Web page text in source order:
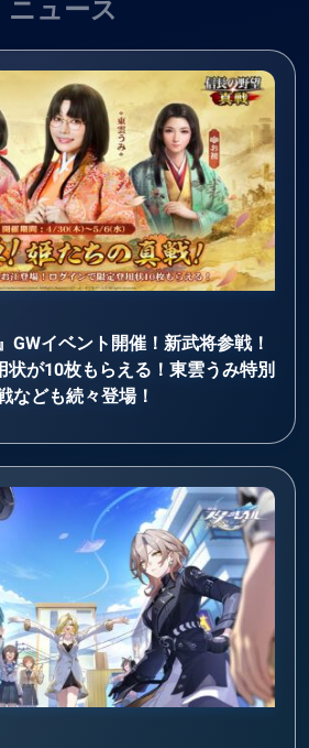
ニュース
GWイベント開催！新武将参戦！
状が10枚もらえる！東雲うみ特別
なども続々登場！